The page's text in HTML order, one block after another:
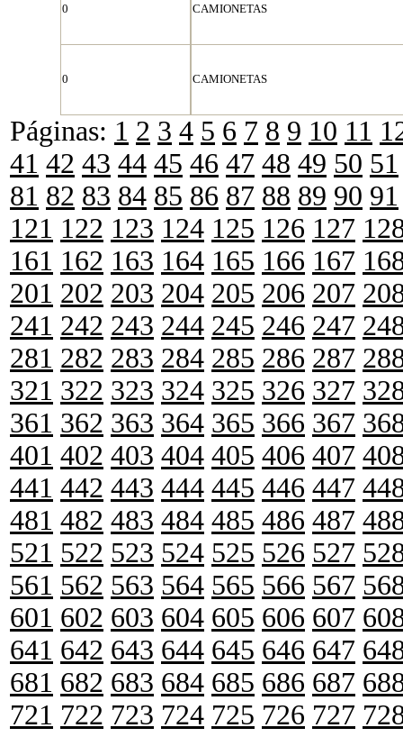
0 CAMIONETAS
0 CAMIONETAS
Páginas: 1 2 3 4 5 6 7 8 9 10 11
41 42 43 44 45 46 47 48 49 50 51
81 82 83 84 85 86 87 88 89 90 91
121 122 123 124 125 126 127
161 162 163 164 165 166 167
201 202 203 204 205 206 207
241 242 243 244 245 246 247
281 282 283 284 285 286 287
321 322 323 324 325 326 327
361 362 363 364 365 366 367
401 402 403 404 405 406 407
441 442 443 444 445 446 447
481 482 483 484 485 486 487
521 522 523 524 525 526 527
561 562 563 564 565 566 567
601 602 603 604 605 606 607
641 642 643 644 645 646 647
681 682 683 684 685 686 687
721 722 723 724 725 726 727